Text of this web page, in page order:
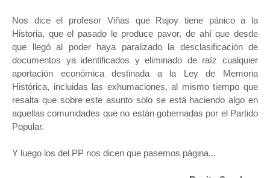
Nos dice el profesor Viñas que Rajoy tiene pánico a la
Historia, que el pasado le produce pavor, de ahí que desde
que llegó al poder haya paralizado la desclasificación de
documentos ya identificados y eliminado de raíz cualquier
aportación económica destinada a la Ley de Memoria
Histórica, incluidas las exhumaciones, al mismo tiempo que
resalta que sobre este asunto solo se está haciendo algo en
aquellas comunidades que no están gobernadas por el Partido
Popular.
Y luego los del PP nos dicen que pasemos página...